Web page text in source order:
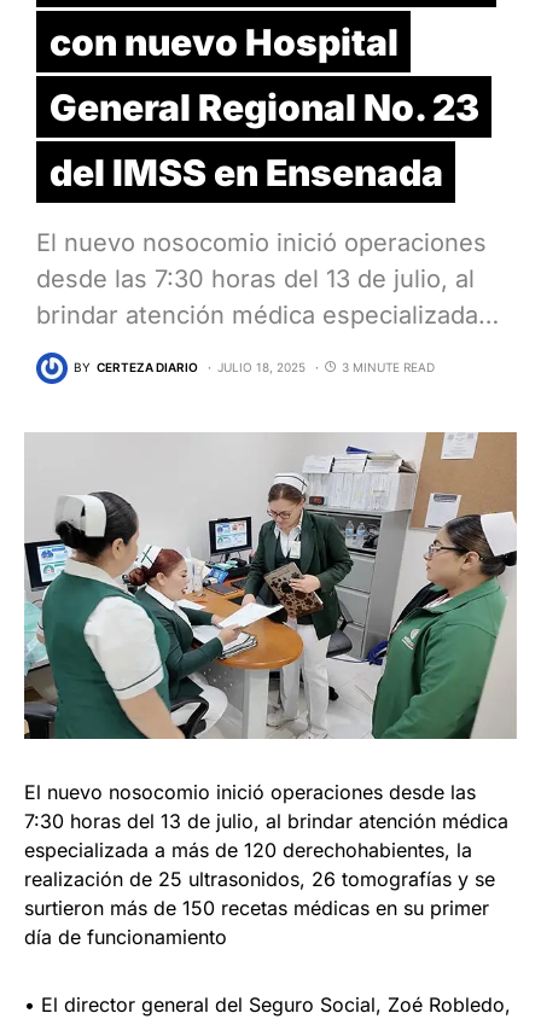
con nuevo Hospital
General Regional No. 23
del IMSS en Ensenada
El nuevo nosocomio inició operaciones
desde las 7:30 horas del 13 de julio, al
brindar atención médica especializada…
BY CERTEZA DIARIO JULIO 18, 2025 3 MINUTE READ
El nuevo nosocomio inició operaciones desde las
7:30 horas del 13 de julio, al brindar atención médica
especializada a más de 120 derechohabientes, la
realización de 25 ultrasonidos, 26 tomografías y se
surtieron más de 150 recetas médicas en su primer
día de funcionamiento
• El director general del Seguro Social, Zoé Robledo,